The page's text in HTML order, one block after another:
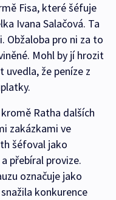
Fisa, které šéfuje
Ivana Salačová. Ta
Obžaloba pro ni za to
Mohl by jí hrozit
že peníze z
Ratha dalších
zakázkami ve
šéfoval jako
přebíral provize.
označuje jako
konkurence